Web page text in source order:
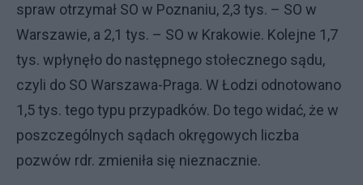
spraw otrzymał SO w Poznaniu, 2,3 tys. – SO w
Warszawie, a 2,1 tys. – SO w Krakowie. Kolejne 1,7
tys. wpłynęło do następnego stołecznego sądu,
czyli do SO Warszawa-Praga. W Łodzi odnotowano
1,5 tys. tego typu przypadków. Do tego widać, że w
poszczególnych sądach okręgowych liczba
pozwów rdr. zmieniła się nieznacznie.